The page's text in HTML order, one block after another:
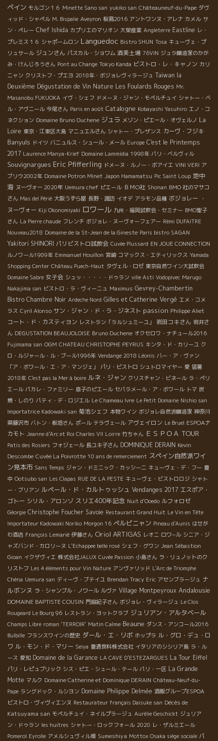
ペイン モルゴン１６ Minette Sano san yukiko san Châteauneuf-du-Pape ダヴ
ィッド・シャペル M. Bispalie Aveyron 桜島2016 アントワンヌ・アレナ カメル サ
ン・ペレー Chef Ishida カプリエのマリオン 大榮産業 Angleterre Eastline レ・
プレミス１６ シャポームロン Languedoc Bistro SHUN Tosa キューヴェ・プ
リュサール ジュンさん パスカル・ショワム 酒美土場 76VIN ジュラ醸造家のかが
み・けんじろうさん Pont au Change Tokyo Kanda ビストロ・レ・キャノン カリ
ニャン クリストフ・プエヨ 2018年・ボジョレヴィラージュ Taiwan la
Deuxième Dégustation de Vin Nature Les Foulards Rouges Mr.
Masanobu FUKUOKA イヴ・シェフ ドメーヌ・ジャン・モペルチュイ シャトー・ベ
ル・アヴニール 今尾さん Paris en août Catalogne Kobayashi Yasuhiro エノ・コ
ネクション Domaine Bruno Duchene ジュラ メゾン・ピエール・オヴェルノ La
Loire 東京・江東区大島 マニュエルさん シャトー・プレザンス カーヴ・フジキ
Banyuls ドイツ バニュルス・シュール・メール Europe C'est le Printemps
2017 Laurence Manya-Krief Domaine Lammidia 1998年 パリ・ベルヴィル
Souvignargues Eric Pfifferling ドメーヌ・ルノー・ボアイエ VINI VERI ア
ブリウ2002年 Domaine Potron Minet Japon Hamamatsu Pic Saint Loup 地中
海 ヌーヴォー 2020年 Uemura chef ピエール ＢＭО社 Shonan BMO 社のマサコ
さん Mas del Périé 大阪うずら屋 長野・諏訪 イオデ アラモン品種 ボジョレー ・
ヌーヴォー Kiji Okonomiyaki ロワール 九州・福岡試飲会・セミナー BMO聖子
さん La Pierre chaude フレンチ ボジョレ・ヌーヴォーフェアー Rémi DUFAITRE
Nouveau2018 Domaine de la St-Jean de la Gineste Paris bistro SAGAN
Yakitori SHINORI パリビストロ試飲会 Cuvée Plussard EN JOUE CONNECTION
ルノワール1989年 Emmanuel Houillon 宮崎 コマックス・エティリックス Yamada
Shopping Center Château Puech-Haut タヴェル・ロゼ 東京自然ワイン大試飲会
Domaine Sabre 女子会 シュッ・・・・・ドゥラン ville Asti Vodopivec Marugo
Nakajima san ビストロ・ラ・ヴィーニュ Maximus Gevrey-Chambertin
Bistro Chambre Noir Ardeche Nord Gilles et Catherine Vergé エメ・コメ
ラス Cyril Alonso サン・ジャン・ド・ラ・ジネスト passion Philippe Aliet
コート・ド・カスティヨン レストラン「ラルシュミーユ」 岩田コキさん 岩井さ
ん DEGUSTATION BEAUJOLOISE Bruno Duchene オクセロワ・ナチュール2016
Fujimama san OGM CHATEAU CHRISTOPHE PEYRUS キンタ・ド・カリーユ ク
ロ・ルジャール・ル・ブール1996年 Vendange 2018 Léonis バー・ア・ヴァン
「ア・ボワール・エ・ア・マンジェ」
パリ・ビストロ シュトロマイヤー 愛 猛暑
2018年 C'est pas la Mer à boire ルネ・ジャン クリスチャン・ビネール ラ・ペリ
エール パカレ・ファミリー 息子のピエール セパラメール・ア・ボワール トマ 炭
焼・しのり パティ・デ・ロジエル Le Chameau Ivre Le Petit Domaine Nishio san
Importatrice Kadowaki san 菊池シェフ 本物ワイン ボジョレ自然派醸造家 神奈川
県藤沢市 バトン・板垣さん ポール テラヴェール アヴェイロン Le Bruel ESPOAナ
カモト Jeanne d'Arc et Roi Charles VII Loirre 竹ちゃん ＥＳＰＯＡ TOUR
Patis des Rosiers フォジェール 長ユキ子さん DOMINIQUE DERAIN Kevin
Descombe Cuvée La Poivrotte 10 ans de remerciement スペイン自然派ワイ
ン見本市 Sans Temps ジャン・ドミニック・カッシーニ キューヴェ・デ・フー 豊
中 Ootsubo san Les Clapas RUE DE LA PESTE キューヴェ・ビストロロジ シャト
ー・ブリアン ルペール・ド・カルトゥッシュ Vendanges 2017 エスポア・
ゴトー シリル・アロンゾ スリエ400年記念 Nuit d'Ooedo ルフォロゼ
Géorgie Christophe Foucher Savoie Restaurant Grand Huit Le Vin en Tête
Importateur Kadowaki Noriko Morgon 16 ペルピニャン Pineau d'Aunis はせが
わ酒店 François Lemarié 伊藤さん Oriol ARTIGAS レオニ ロワ−ル シニア・ジ
ャズバンド・カロリーヌ L'Echappee belle rosé シェフ・グワン Jean Sébastion
Gioan イクザヴィエ 株式会社JALUX Cuvée Passion 小島さん ラ・リュノットのク
リストフ Les 4 éléments pour Vin Nature アンヴァリッド L'Arc de Triomphe
Chéna Uemura san ディーヴ・ブテイユ Brendan Tracy Eric アセンブラージュ ナ
ルボンヌ ラ・シャンブル・ノワール ルヴァ Village Montpeyroux Andalousie
DOMAINE BAPTISTE COUSIN 門脇紀子さん ボジョレ・ヴィラージュ Le Clos
Rougeard Le Bourg 96 レストラン・ヨットクラブ ジュリアン・アルタベール
Champs Libre roman 'TERROIR' Matin Calme Beaune ダンス・アンコール2016
Bulbille フランスワインの歴史 ダール・エ・リボ ホップラ ル・グロ・デュ・ロ
ワ ル・モン・ド・マリー Seiya 豊通食料株式会社 イタリアのシシリア島 ラ・ル
ース 愛知 Domaine de la Garance LA CAVE D’ESTEZARGUES La Tour Eiffel
パリ・レピュブリック シス・ピエ・シュール・テール パリ・一区 La Grande
Motte マルク Domaine Catherine et Dominique DERAIN Château-Neuf-du-
Pape ラングドック・ルシヨン Domaine Philippe Delmée 酒販グループESPOA
ビストロ・ヴィヴィエンヌ Restaurateur français Daisuke san Décès de
Katsuyama san モペルチュイ・ネイルプラージュ Aurélie Geschickt ジュリア
ン・ドゥラン les huitres シャトー・ロックフォール 2020 レ・ザルミエール
Pomerol Eyrolle アメルシュヴィル畑 Sumeshiya Mottox Osaka siège sociale パ